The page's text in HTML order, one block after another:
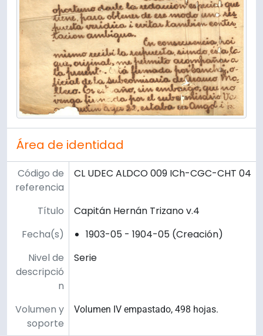
Área de identidad
Código de
referencia
CL UDEC ALDCO 009 ICh-CGC-CHT 04
Título
Capitán Hernán Trizano v.4
Fecha(s)
1903-05 - 1904-05 (Creación)
Nivel de
descripció
n
Serie
Volumen y
soporte
Volumen IV empastado, 498 hojas.